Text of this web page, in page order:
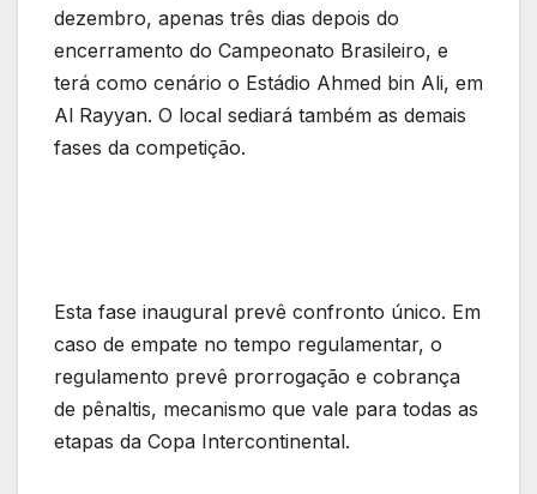
dezembro, apenas três dias depois do
encerramento do Campeonato Brasileiro, e
terá como cenário o Estádio Ahmed bin Ali, em
Al Rayyan. O local sediará também as demais
fases da competição.
Esta fase inaugural prevê confronto único. Em
caso de empate no tempo regulamentar, o
regulamento prevê prorrogação e cobrança
de pênaltis, mecanismo que vale para todas as
etapas da Copa Intercontinental.